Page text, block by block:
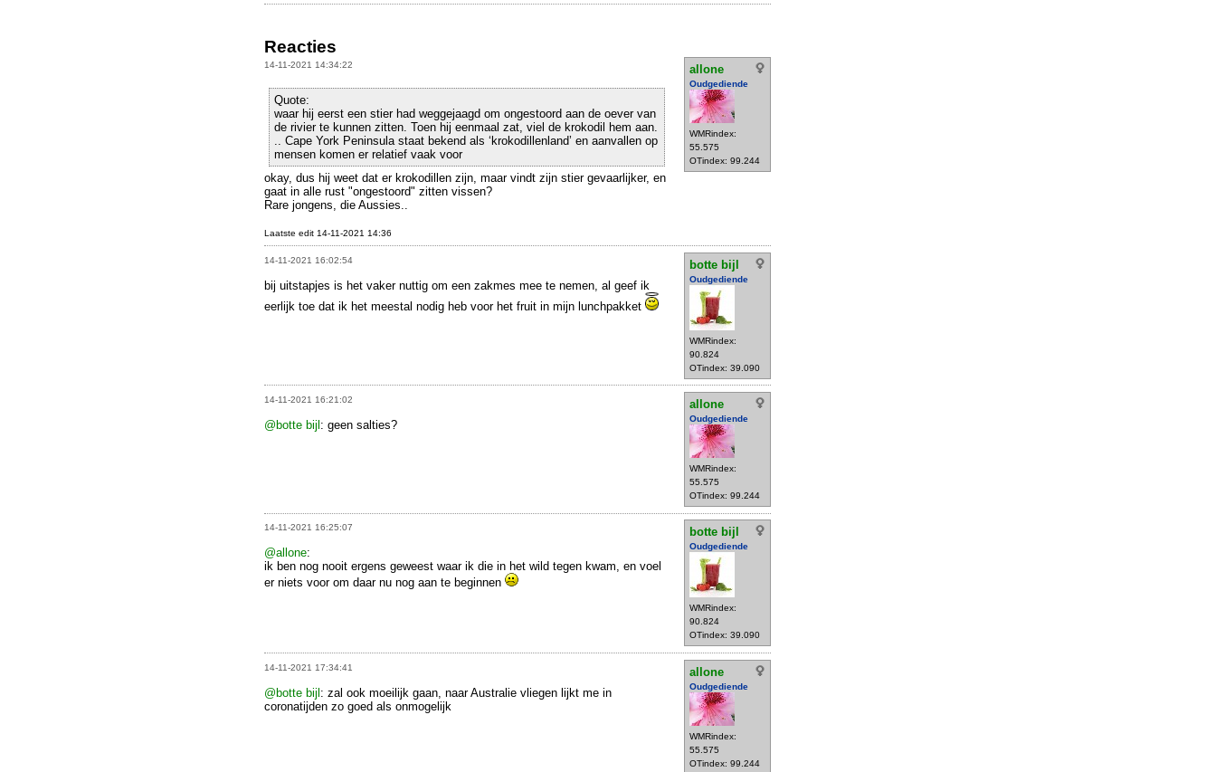
Reacties
14-11-2021 14:34:22 allone
Oudgediende
WMRindex:
55.575
OTindex: 99.244
Quote:
waar hij eerst een stier had weggejaagd om ongestoord aan de oever van
de rivier te kunnen zitten. Toen hij eenmaal zat, viel de krokodil hem aan.
.. Cape York Peninsula staat bekend als ‘krokodillenland’ en aanvallen op
mensen komen er relatief vaak voor
okay, dus hij weet dat er krokodillen zijn, maar vindt zijn stier gevaarlijker, en
gaat in alle rust "ongestoord" zitten vissen?
Rare jongens, die Aussies..
Laatste edit 14-11-2021 14:36
14-11-2021 16:02:54 botte bijl
Oudgediende
WMRindex:
90.824
OTindex: 39.090
bij uitstapjes is het vaker nuttig om een zakmes mee te nemen, al geef ik
eerlijk toe dat ik het meestal nodig heb voor het fruit in mijn lunchpakket
14-11-2021 16:21:02 allone
Oudgediende
WMRindex:
55.575
OTindex: 99.244
@botte bijl : geen salties?
14-11-2021 16:25:07 botte bijl
Oudgediende
WMRindex:
90.824
OTindex: 39.090
@allone:
ik ben nog nooit ergens geweest waar ik die in het wild tegen kwam, en voel
er niets voor om daar nu nog aan te beginnen
14-11-2021 17:34:41 allone
Oudgediende
WMRindex:
55.575
OTindex: 99.244
@botte bijl: zal ook moeilijk gaan, naar Australie vliegen lijkt me in
coronatijden zo goed als onmogelijk